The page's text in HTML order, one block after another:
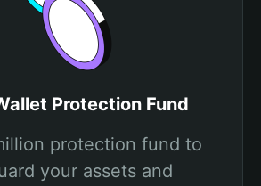
Protection Fund
protection fund to
your assets and